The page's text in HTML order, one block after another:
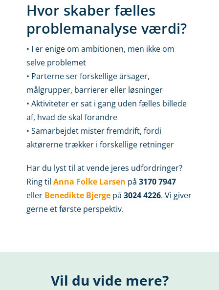
Hvor skaber fælles
problemanalyse værdi?
• I er enige om ambitionen, men ikke om
selve problemet
• Parterne ser forskellige årsager,
målgrupper, barrierer eller løsninger
• Aktiviteter er sat i gang uden fælles billede
af, hvad de skal forandre
• Samarbejdet mister fremdrift, fordi
aktørerne trækker i forskellige retninger
Har du lyst til at vende jeres udfordringer?
Ring til Anna Folke Larsen på 3170 7947
ellerBenedikte Bjerge på 3024 4226. Vi giver
gerne et første perspektiv.
Vil du vide mere?